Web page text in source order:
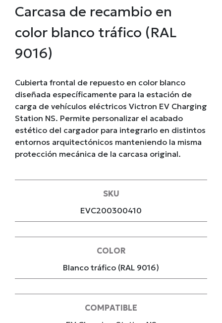
Carcasa de recambio en
color blanco tráfico (RAL
9016)
Cubierta frontal de repuesto en color blanco
diseñada específicamente para la estación de
carga de vehículos eléctricos Victron EV Charging
Station NS. Permite personalizar el acabado
estético del cargador para integrarlo en distintos
entornos arquitectónicos manteniendo la misma
protección mecánica de la carcasa original.
SKU
EVC200300410
COLOR
Blanco tráfico (RAL 9016)
COMPATIBLE